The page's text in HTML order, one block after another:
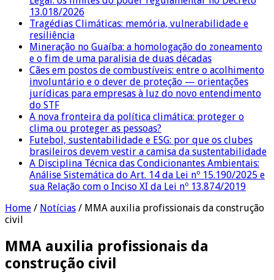
13.018/2026
Tragédias Climáticas: memória, vulnerabilidade e
resiliência
Mineração no Guaíba: a homologação do zoneamento
e o fim de uma paralisia de duas décadas
Cães em postos de combustíveis: entre o acolhimento
involuntário e o dever de proteção — orientações
jurídicas para empresas à luz do novo entendimento
do STF
A nova fronteira da política climática: proteger o
clima ou proteger as pessoas?
Futebol, sustentabilidade e ESG: por que os clubes
brasileiros devem vestir a camisa da sustentabilidade
A Disciplina Técnica das Condicionantes Ambientais:
Análise Sistemática do Art. 14 da Lei nº 15.190/2025 e
sua Relação com o Inciso XI da Lei nº 13.874/2019
Home / Notícias / MMA auxilia profissionais da construção
civil
MMA auxilia profissionais da
construção civil